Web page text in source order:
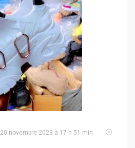
20 novembre 2023 à 17 h 51 min